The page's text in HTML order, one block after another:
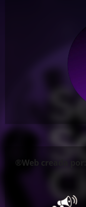
®Web creada por: